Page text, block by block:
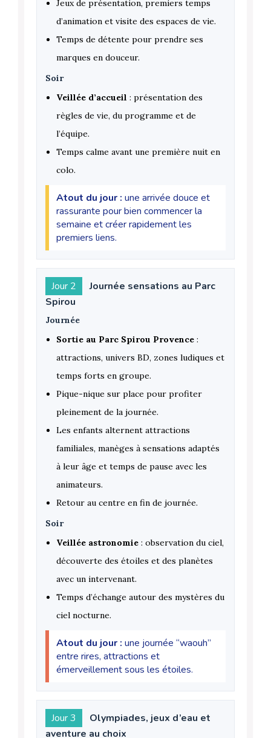
Jeux de présentation, premiers temps
d’animation et visite des espaces de vie.
Temps de détente pour prendre ses
marques en douceur.
Soir
Veillée d’accueil : présentation des
règles de vie, du programme et de
l’équipe.
Temps calme avant une première nuit en
colo.
Atout du jour : une arrivée douce et
rassurante pour bien commencer la
semaine et créer rapidement les
premiers liens.
Jour 2
Journée sensations au Parc
Spirou
Journée
Sortie au Parc Spirou Provence :
attractions, univers BD, zones ludiques et
temps forts en groupe.
Pique-nique sur place pour profiter
pleinement de la journée.
Les enfants alternent attractions
familiales, manèges à sensations adaptés
à leur âge et temps de pause avec les
animateurs.
Retour au centre en fin de journée.
Soir
Veillée astronomie : observation du ciel,
découverte des étoiles et des planètes
avec un intervenant.
Temps d’échange autour des mystères du
ciel nocturne.
Atout du jour : une journée “waouh”
entre rires, attractions et
émerveillement sous les étoiles.
Jour 3
Olympiades, jeux d’eau et
aventure au choix